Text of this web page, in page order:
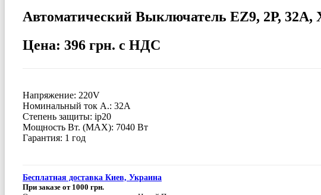
Автоматический Выключатель EZ9, 2Р,
Цена: 396 грн. с НДС
Напряжение: 220V
Номинальный ток А.: 32A
Степень защиты: ip20
Мощность Вт. (МАХ): 7040 Вт
Гарантия: 1 год
Бесплатная доставка Киев, Украина
При заказе от 1000 грн.